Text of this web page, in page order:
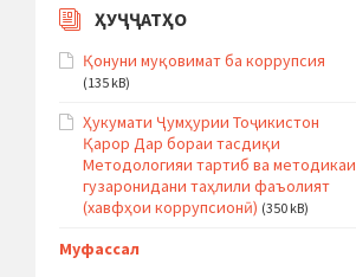
ҲУҶҶАТҲО
Қонуни муқовимат ба коррупсия
(135 kB)
Ҳукумати Ҷумҳурии Тоҷикистон
Қарор Дар бораи тасдиқи
Методологияи тартиб ва методикаи
гузаронидани таҳлили фаъолият
(хавфҳои коррупсионӣ) (350 kB)
Муфассал